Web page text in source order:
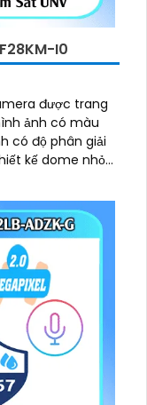
I0
được trang
ảnh có màu
có độ phân giải
kế dome nhỏ